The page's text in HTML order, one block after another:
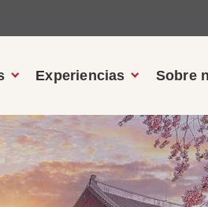
Experiencias Sobre